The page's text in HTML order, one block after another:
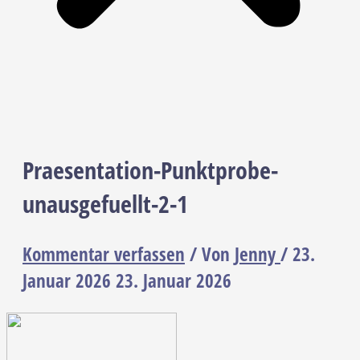
Praesentation-Punktprobe-
unausgefuellt-2-1
Kommentar verfassen / Von Jenny/23.
Januar 2026 23. Januar 2026